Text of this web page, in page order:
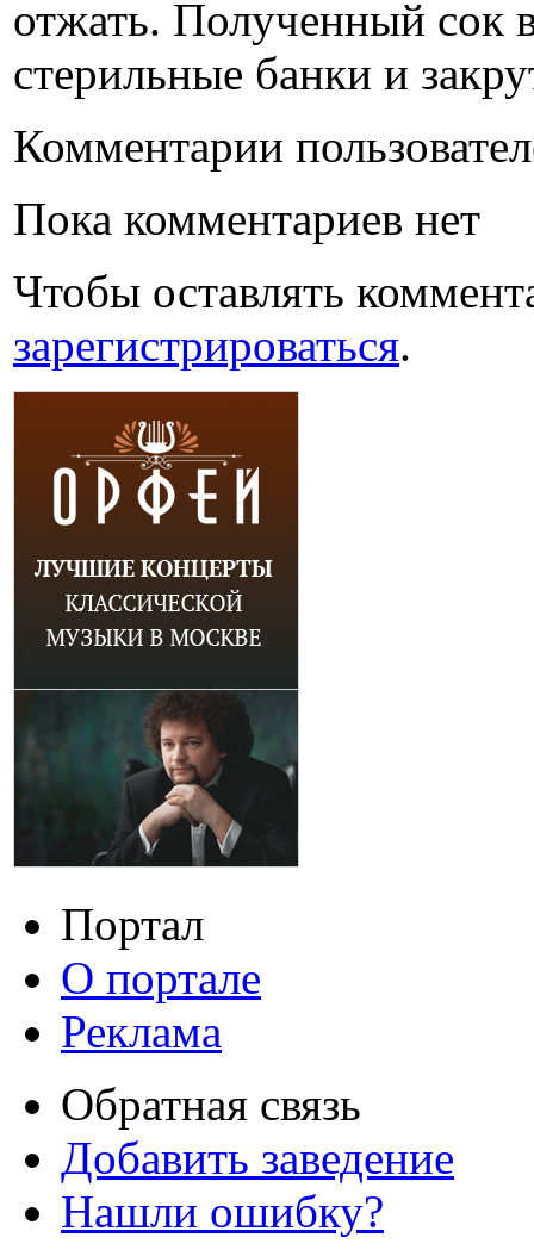
отжать. Полученный сок
стерильные банки и
Комментарии
Пока комментариев нет
Чтобы оставлять
зарегистрироваться.
Портал
О портале
Реклама
Обратная связь
Добавить заведение
Нашли ошибку?